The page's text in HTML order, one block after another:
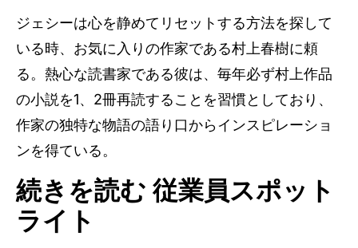
ジェシーは心を静めてリセットする方法を探して
いる時、お気に入りの作家である村上春樹に頼
る。熱心な読書家である彼は、毎年必ず村上作品
の小説を1、2冊再読することを習慣としており、
作家の独特な物語の語り口からインスピレーショ
ンを得ている。
続きを読む 従業員スポット
ライト